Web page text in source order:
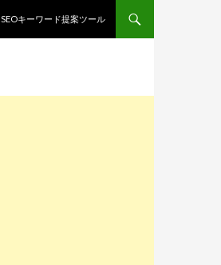
SEOキーワード提案ツール